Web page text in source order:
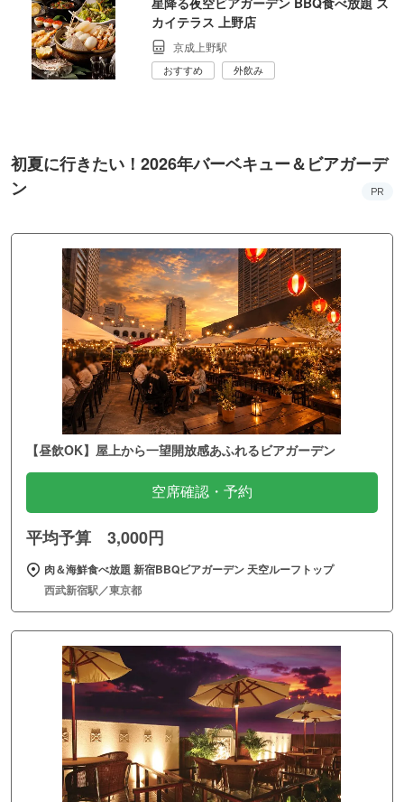
カイテラス 上野店
京成上野駅
おすすめ 外飲み
初夏に行きたい！2026年バーベキュー＆ビアガーデ
ン
PR
【昼飲OK】屋上から一望開放感あふれるビアガーデン
空席確認・予約
平均予算 3,000円
肉＆海鮮食べ放題 新宿BBQビアガーデン 天空ルーフトップ
西武新宿駅／東京都